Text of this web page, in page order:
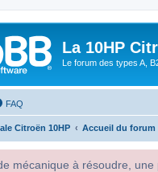
La 10HP
Le forum des types A,
FAQ
Citroën 10HP Accueil du forum
mécanique à résoudre, une